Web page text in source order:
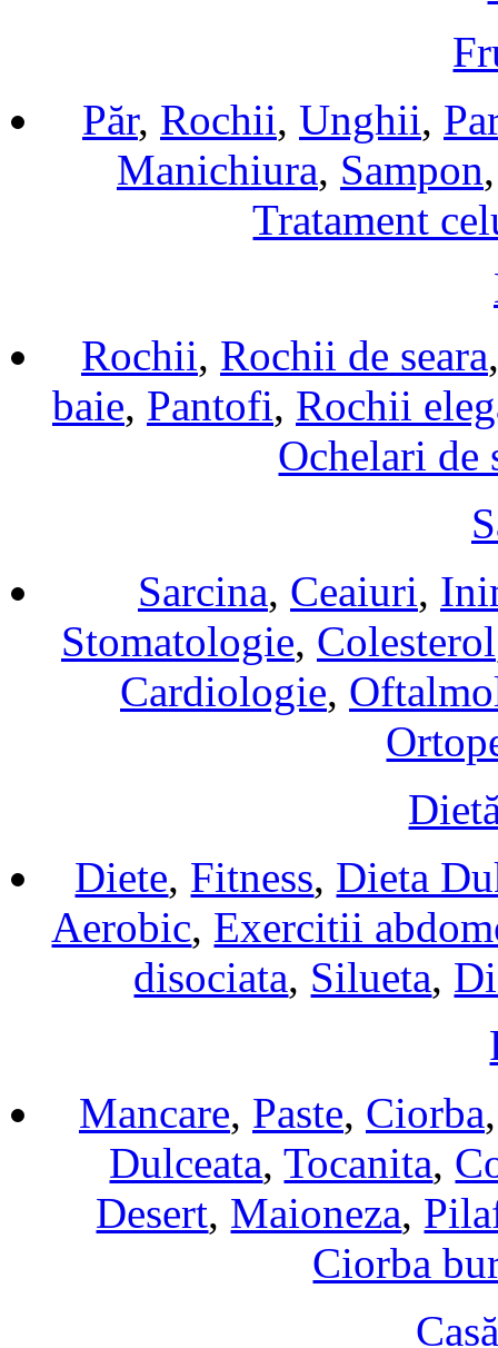
Păr, Rochii, Unghii,
Manichiura, Sampon
Tratament
Rochii, Rochii de seara
baie, Pantofi, Rochii
Ochelari de
Sarcina, Ceaiuri,
Stomatologie, Colesterol
Cardiologie,
Diete, Fitness, Dieta
Aerobic, Exercitii
disociata, Silueta,
Mancare, Paste, Ciorba
Dulceata,Tocanita,
Desert, Maioneza,
Ciorba